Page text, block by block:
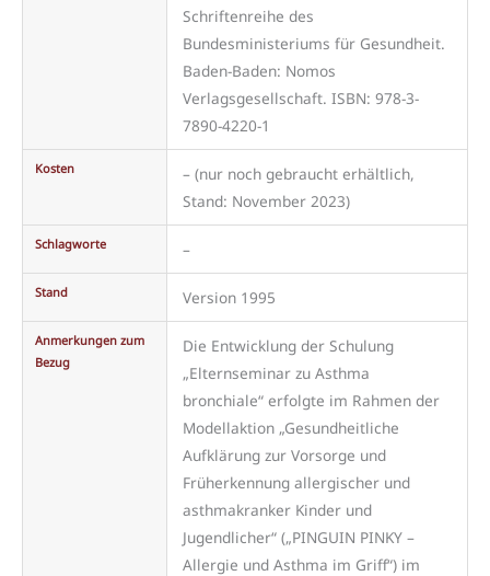
Schriftenreihe des
Bundesministeriums für Gesundheit.
Baden-Baden: Nomos
Verlagsgesellschaft. ISBN: 978-3-
7890-4220-1
Kosten
– (nur noch gebraucht erhältlich,
Stand: November 2023)
Schlagworte –
Stand Version 1995
Anmerkungen zum
Bezug
Die Entwicklung der Schulung
„Elternseminar zu Asthma
bronchiale“ erfolgte im Rahmen der
Modellaktion „Gesundheitliche
Aufklärung zur Vorsorge und
Früherkennung allergischer und
asthmakranker Kinder und
Jugendlicher“ („PINGUIN PINKY –
Allergie und Asthma im Griff“) im